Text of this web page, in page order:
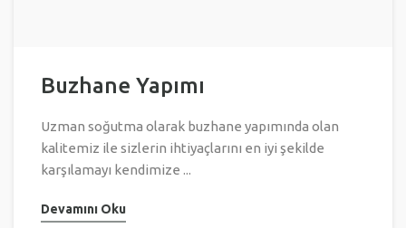
Buzhane Yapımı
Uzman soğutma olarak buzhane yapımında olan
kalitemiz ile sizlerin ihtiyaçlarını en iyi şekilde
karşılamayı kendimize ...
Devamını Oku